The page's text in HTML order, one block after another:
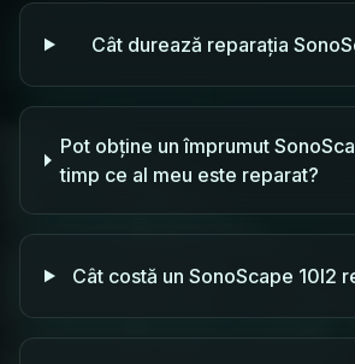
Cât durează reparația
Pot obține un împrumut
timp ce al meu este reparat?
Cât costă un SonoScape 10I2